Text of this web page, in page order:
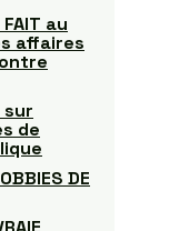
FAIT au
affaires
sur
de
DE